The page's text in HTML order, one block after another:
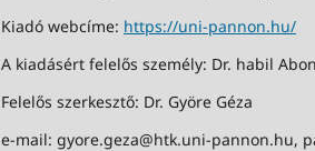
Kiadó webcíme: https://uni-pannon.hu/
A kiadásért felelős személy: Dr. habil
Felelős szerkesztő: Dr. Györe Géza
e-mail: gyore.geza@htk.uni-pannon.hu,